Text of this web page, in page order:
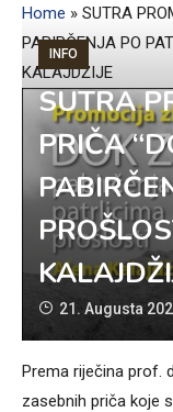
Home » SUTRA
PABIRČENJA PO
KALAJDŽIJE
INFO
SUTRA
PRIČA
21. Augusta
Prema riječina prof.
zasebnih priča koje